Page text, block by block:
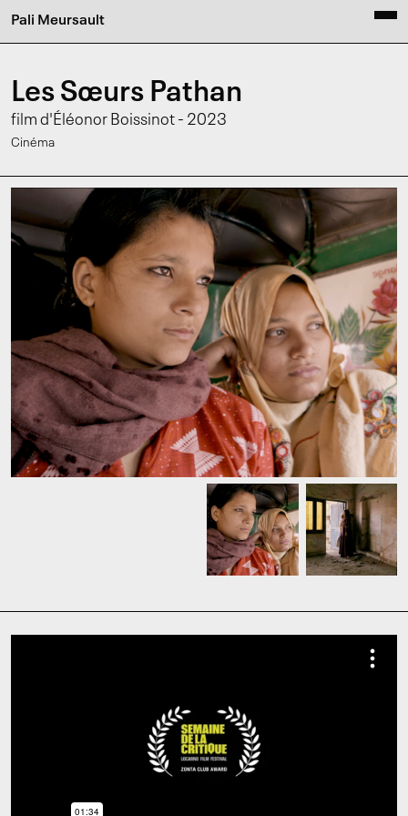
Pali Meursault
Les Sœurs Pathan
film d'Éléonor Boissinot - 2023
Cinéma